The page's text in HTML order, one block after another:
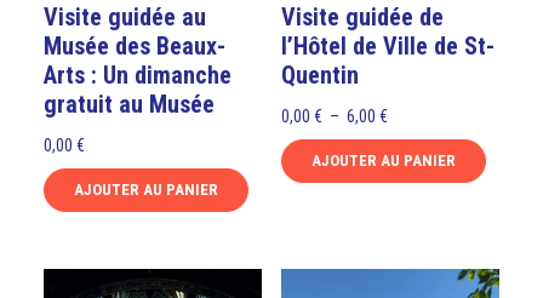
Visite guidée au
Musée des Beaux-
Arts : Un dimanche
gratuit au Musée
0,00 €
AJOUTER AU PANIER
Visite guidée de
l’Hôtel de Ville de St-
Quentin
0,00 € – 6,00 €Plage
de
AJOUTER AU PANIER